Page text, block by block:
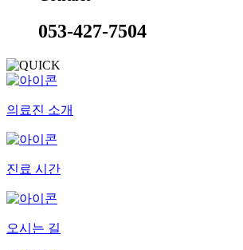
053-427-7504
의료진 소개
진료 시간
오시는 길